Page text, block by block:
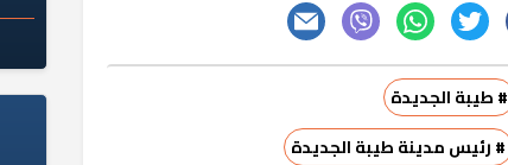
# طيبة الجديدة
# رئيس مدينة طيبة الجديدة